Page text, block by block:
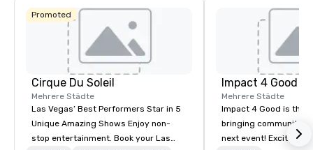
den Super Bowl
Promoted
Cirque Du Soleil
Mehrere Städte
Las Vegas’ Best Performers Star in 5
Unique Amazing Shows Enjoy non-
stop entertainment. Book your Las
Impact 4 Good
Mehrere Städte
Impact 4 Good is the
bringing community
next event! Exciting